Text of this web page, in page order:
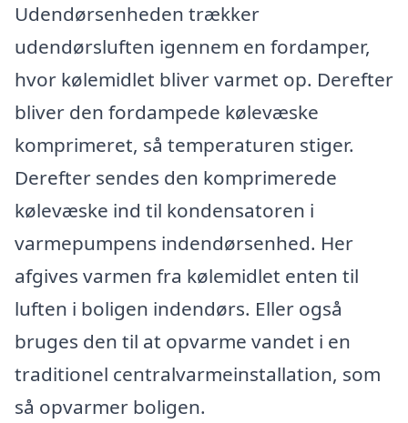
Udendørsenheden trækker
udendørsluften igennem en fordamper,
hvor kølemidlet bliver varmet op. Derefter
bliver den fordampede kølevæske
komprimeret, så temperaturen stiger.
Derefter sendes den komprimerede
kølevæske ind til kondensatoren i
varmepumpens indendørsenhed. Her
afgives varmen fra kølemidlet enten til
luften i boligen indendørs. Eller også
bruges den til at opvarme vandet i en
traditionel centralvarmeinstallation, som
så opvarmer boligen.